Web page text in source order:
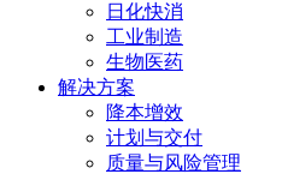
日化快消
工业制造
生物医药
解决方案
降本增效
计划与交付
质量与风险管理